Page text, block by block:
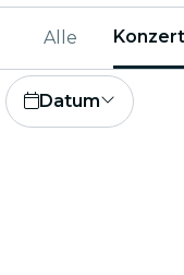
Alle
Datum